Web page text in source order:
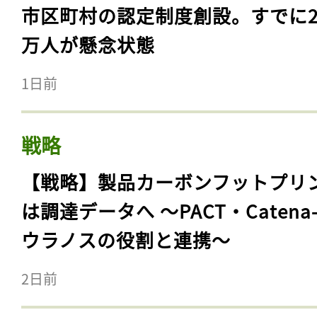
市区町村の認定制度創設。すでに
万人が懸念状態
1日前
戦略
【戦略】製品カーボンフットプリ
は調達データへ 〜PACT・
ウラノスの役割と連携〜
2日前